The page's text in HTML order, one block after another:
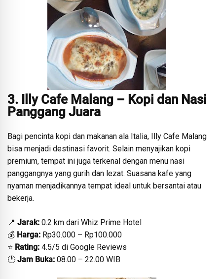
3. Illy Cafe Malang – Kopi dan Nasi
Panggang Juara
Bagi pencinta kopi dan makanan ala Italia, Illy Cafe Malang
bisa menjadi destinasi favorit. Selain menyajikan kopi
premium, tempat ini juga terkenal dengan menu nasi
panggangnya yang gurih dan lezat. Suasana kafe yang
nyaman menjadikannya tempat ideal untuk bersantai atau
bekerja.
📍 Jarak: 0.2 km dari Whiz Prime Hotel
💰 Harga: Rp30.000 – Rp100.000
⭐ Rating: 4.5/5 di Google Reviews
🕐 Jam Buka: 08.00 – 22.00 WIB